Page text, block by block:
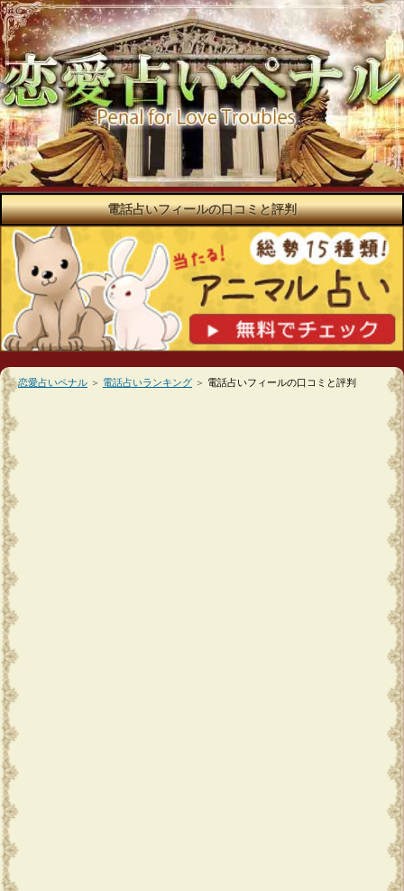
電話占いフィールの口コミと評判
恋愛占いペナル ＞ 電話占いランキング ＞ 電話占いフィールの口コミと評判